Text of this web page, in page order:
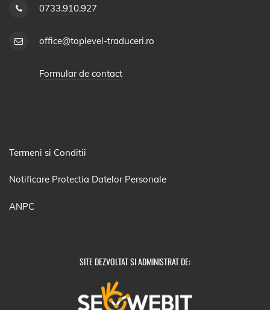
0733.910.927
office@toplevel-traduceri.ro
Formular de contact
Termeni si Conditii
Notificare Protectia Datelor Personale
ANPC
SITE DEZVOLTAT SI ADMINISTRAT DE: